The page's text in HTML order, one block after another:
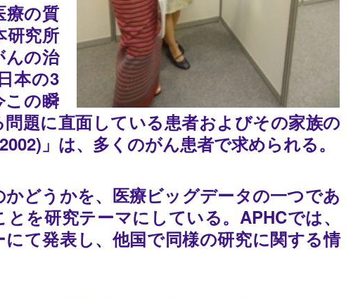
療の質
研究所
んの治
本の3
この瞬
題に直面している患者およびその家族の
」は、多くのがん患者で求められる。
どうかを、医療ビッグデータの一つであ
を研究テーマにしている。APHCでは、
て発表し、他国で同様の研究に関する情